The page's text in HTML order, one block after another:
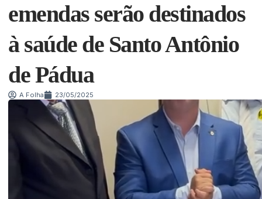
emendas serão destinados
à saúde de Santo Antônio
de Pádua
A Folha 23/05/2025